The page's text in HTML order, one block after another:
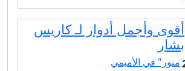
أقوى وأجمل أدوار لـ كاريس
بشار
"منور" في الأميمي